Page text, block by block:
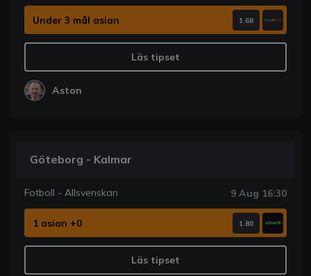
Under 3 mål asian 1.68
Läs tipset
Aston
Göteborg - Kalmar
Fotboll - Allsvenskan 9 Aug 16:30
1 asian +0 1.80
Läs tipset